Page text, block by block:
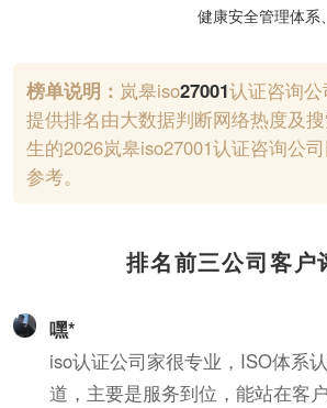
健康安全管理体系
术服务管理体系、
源管理体系认证咨
询；计算机软件开
榜单说明： 岚皋iso27001认证咨询
提供排名由大数据判断网络热度及
生的2026岚皋iso27001认证咨询公
参考。
排名前三公司客户
嘿*
iso认证公司家很专业，ISO体系
道，主要是服务到位，能站在客